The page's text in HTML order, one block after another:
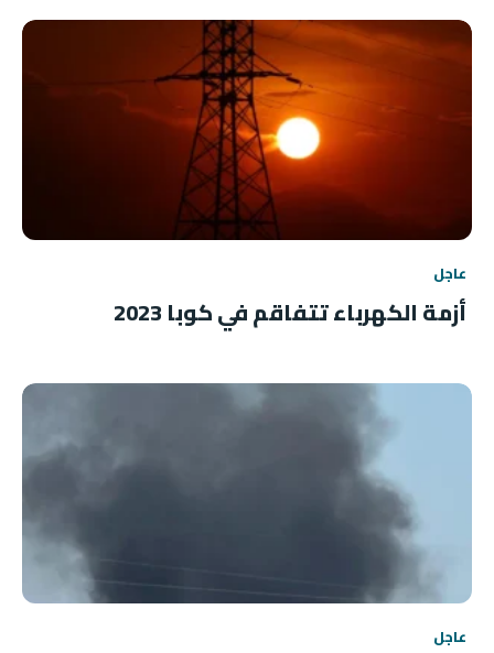
عاجل
أزمة الكهرباء تتفاقم في كوبا 2023
عاجل